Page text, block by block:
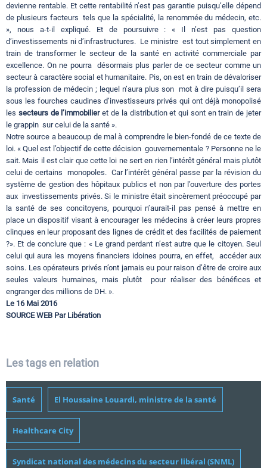
devienne rentable. Et cette rentabilité n’est pas garantie puisqu’elle dépend
de plusieurs facteurs tels que la spécialité, la renommée du médecin, etc.
», nous a-t-il expliqué. Et de poursuivre : « Il n’est pas question
d’investissements ni d’infrastructures. Le ministre est tout simplement en
train de transformer le secteur de la santé en activité commerciale par
excellence. On ne pourra désormais plus parler de ce secteur comme un
secteur à caractère social et humanitaire. Pis, on est en train de dévaloriser
la profession de médecin ; lequel n’aura plus son mot à dire puisqu’il sera
sous les fourches caudines d’investisseurs privés qui ont déjà monopolisé
les secteurs de l’immobilieret de la distribution et qui sont en train de jeter
le grappin sur celui de la santé ».
Notre source a beaucoup de mal à comprendre le bien-fondé de ce texte de
loi. « Quel est l’objectif de cette décision gouvernementale ? Personne ne le
sait. Mais il est clair que cette loi ne sert en rien l’intérêt général mais plutôt
celui de certains monopoles. Car l’intérêt général passe par la révision du
système de gestion des hôpitaux publics et non par l’ouverture des portes
aux investissements privés. Si le ministre était sincèrement préoccupé par
la santé de ses concitoyens, pourquoi n’aurait-il pas pensé à mettre en
place un dispositif visant à encourager les médecins à créer leurs propres
clinques en leur proposant des lignes de crédit et des facilités de paiement
?». Et de conclure que : « Le grand perdant n’est autre que le citoyen. Seul
celui qui aura les moyens financiers idoines pourra, en effet, accéder aux
soins. Les opérateurs privés n’ont jamais eu pour raison d’être de croire aux
seules valeurs humaines, mais plutôt pour réaliser des bénéfices et
engranger des millions de DH. ».
Le 16 Mai 2016
SOURCE WEB Par Libération
Les tags en relation
Santé El Houssaine Louardi, ministre de la santé
Healthcare City
Syndicat national des médecins du secteur libéral (SNML)